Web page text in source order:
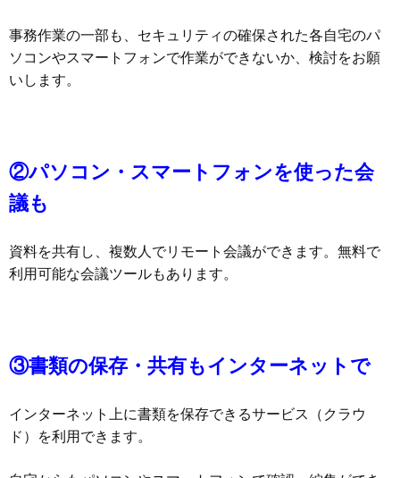
事務作業の一部も、セキュリティの確保された各自宅のパ
ソコンやスマートフォンで作業ができないか、検討をお願
いします。
②パソコン・スマートフォンを使った会
議も
資料を共有し、複数人でリモート会議ができます。無料で
利用可能な会議ツールもあります。
③書類の保存・共有もインターネットで
インターネット上に書類を保存できるサービス（クラウ
ド）を利用できます。